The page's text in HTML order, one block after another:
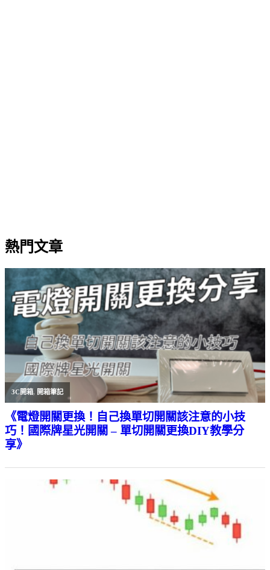
熱門文章
3C開箱, 開箱筆記
《電燈開關更換！自己換單切開關該注意的小技
巧！國際牌星光開關 – 單切開關更換DIY教學分
享》